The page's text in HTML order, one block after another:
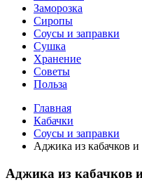
Заморозка
Сиропы
Соусы и заправки
Сушка
Хранение
Советы
Польза
Главная
Кабачки
Соусы и заправки
Аджика из кабачков
Аджика из кабачков